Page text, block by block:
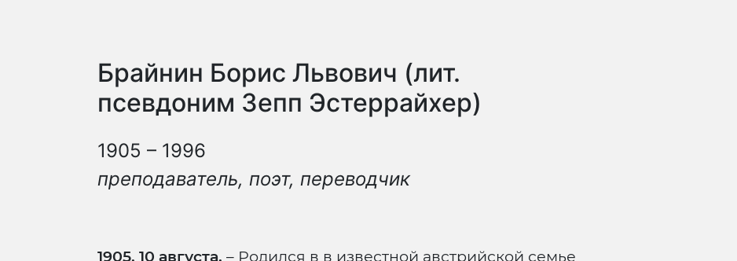
Брайнин Борис Львович (лит.
псевдоним Зепп Эстеррайхер)
1905 – 1996
преподаватель, поэт, переводчик
1905, 10 августа. – Родился в в известной австрийской семье